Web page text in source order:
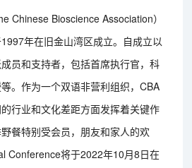
Chinese Bioscience Association）
年在旧金山湾区成立。自成立以
员和支持者，包括首席执行官，科
。作为一个双语非营利组织，CBA
行业和文化差距方面发挥着关键作
餐特别受会员，朋友和家人的欢
Conference将于2022年10月8日在